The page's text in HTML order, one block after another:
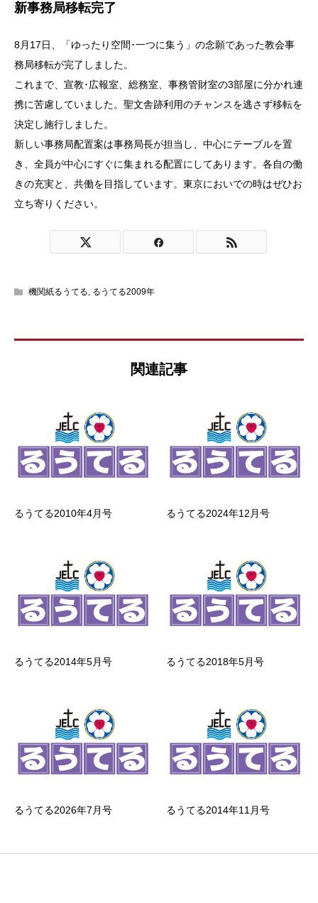
新事務局移転完了
8月17日、「ゆったり空間･一つに集う」の念願であった教会事
務局移転が完了しました。
これまで、宣教･広報室、総務室、事務管財室の3部屋に分かれ連
携に苦慮していました。聖文舎跡利用のチャンスを逃さず移転を
決定し施行しました。
新しい事務局配置案は事務局長が担当し、中心にテーブルを置
き、全員が中心にすぐに集まれる配置にしてあります。各自の働
きの充実と、共働を目指しています。東京においでの時はぜひお
立ち寄りください。
機関紙るうてる るうてる2009年
関連記事
るうてる2010年4月号 るうてる2024年12月号
るうてる2014年5月号 るうてる2018年5月号
るうてる2026年7月号 るうてる2014年11月号